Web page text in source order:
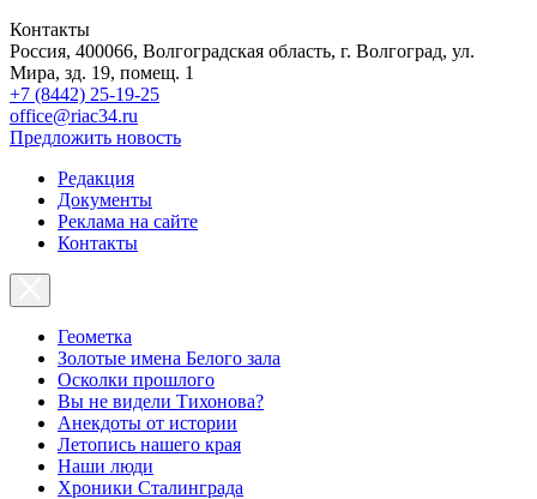
Контакты
Россия, 400066, Волгоградская область, г. Волгоград, ул.
Мира, зд. 19, помещ. 1
+7 (8442) 25-19-25
office@riac34.ru
Предложить новость
Редакция
Документы
Реклама на сайте
Контакты
Геометка
Золотые имена Белого зала
Осколки прошлого
Вы не видели Тихонова?
Анекдоты от истории
Летопись нашего края
Наши люди
Хроники Сталинграда